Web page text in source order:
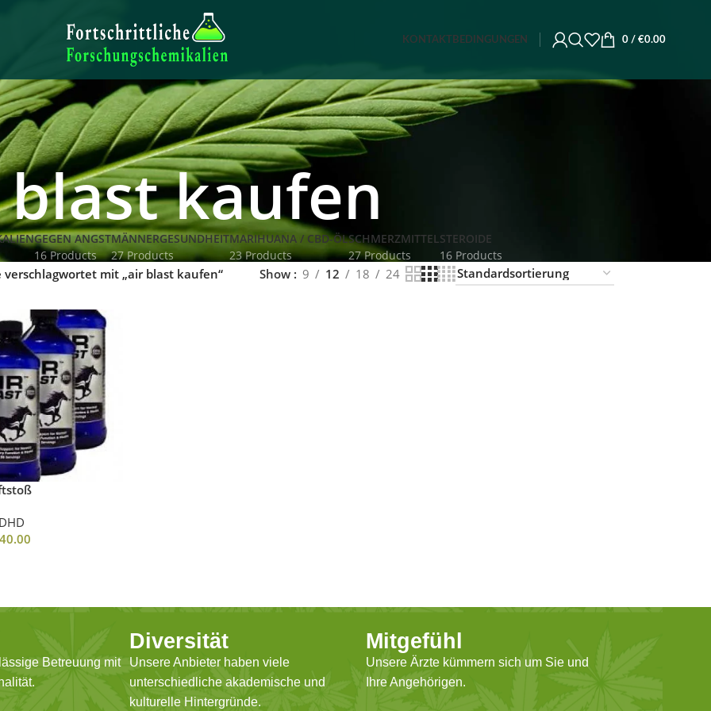
KONTAKT BEDINGUNGEN 0 / €0.00
kaufen
GEGEN ANGST
16 Products
MÄNNERGESUNDHEIT
27 Products
MARIHUANA / CBD-ÖL
23 Products
SCHMERZMITTEL
27 Products
STEROIDE
16 Products
verschlagwortet mit „air blast kaufen“ Show 9 12 18 24
Betreuung mit
Diversität
Unsere Anbieter haben viele
unterschiedliche akademische und
kulturelle Hintergründe.
Mitgefühl
Unsere Ärzte kümmern sich um Sie und
Ihre Angehörigen.